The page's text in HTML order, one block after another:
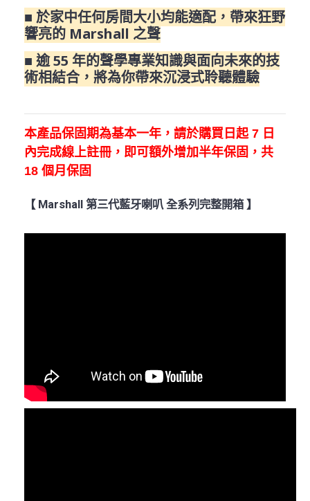
■ 於家中任何房間大小均能適配，帶來狂野
響亮的 Marshall 之聲
■ 逾 55 年的聲學專業知識與面向未來的技
術相結合，將為你帶來沉浸式聆聽體驗
本產品保固期為基本一年，請於購買日起 7 日
內完成線上註冊，即可額外增加半年保固，共
18 個月保固
【 Marshall 第三代藍牙喇叭 全系列完整開箱 】